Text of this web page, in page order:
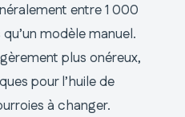
entre 1 000
modèle manuel.
plus onéreux,
pour l’huile de
à changer.